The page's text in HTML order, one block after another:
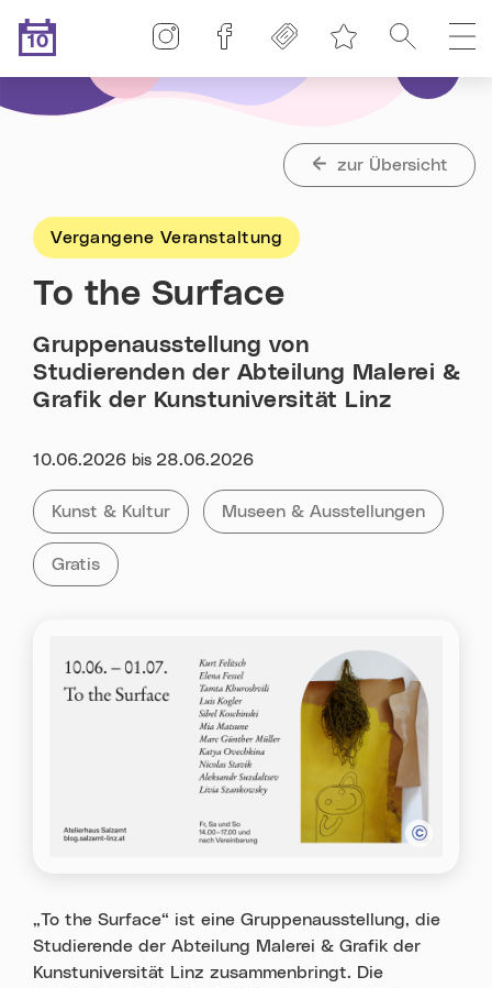
Heute ist der
10
Suche
Freikarten
Linz-Termine auf Facebook
Linz-Termine auf Instagram
zur Übersicht
Vergangene Veranstaltung
To the Surface
Gruppenausstellung von
Studierenden der Abteilung Malerei &
Grafik der Kunstuniversität Linz
Datum:
10.06.2026 bis 28.06.2026
Kategorie:
Alle Veranstaltungen der Kategorie
Kunst & Kultur Tag:Alle Veranstaltungen mit dem
Museen & Ausstellungen
Alle Veranstaltungen mit „Gratis„
Gratis
„To the Surface“ ist eine Gruppenausstellung, die
Studierende der Abteilung Malerei & Grafik der
Kunstuniversität Linz zusammenbringt. Die